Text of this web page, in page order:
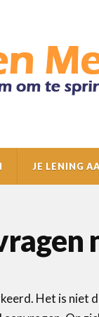
JE LENING
Het is niet